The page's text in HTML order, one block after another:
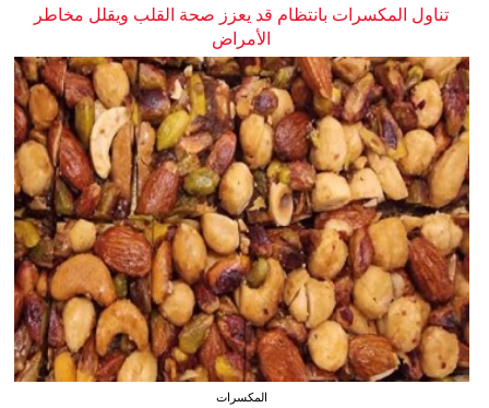
تناول المكسرات بانتظام قد يعزز صحة القلب ويقلل مخاطر
الأمراض
المكسرات